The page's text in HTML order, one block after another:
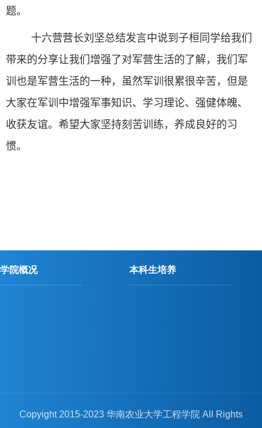
题。
十六营营长刘坚总结发言中说到子桓同学给我们
带来的分享让我们增强了对军营生活的了解，我们军
训也是军营生活的一种，虽然军训很累很辛苦，但是
大家在军训中增强军事知识、学习理论、强健体魄、
收获友谊。希望大家坚持刻苦训练，养成良好的习
惯。
学院概况 本科生培养
Copyight 2015-2023 华南农业大学工程学院 All Rights